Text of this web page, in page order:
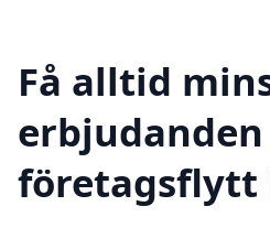
Få alltid
företagsflytt